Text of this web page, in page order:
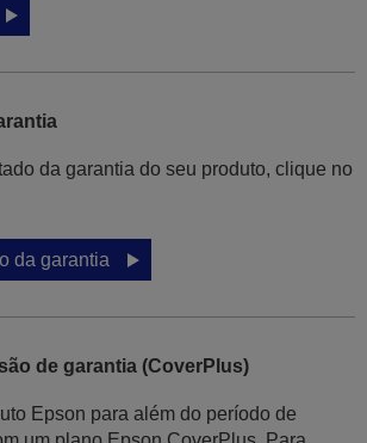
da garantia do seu produto, clique no
da garantia
de garantia (CoverPlus)
Epson para além do período de